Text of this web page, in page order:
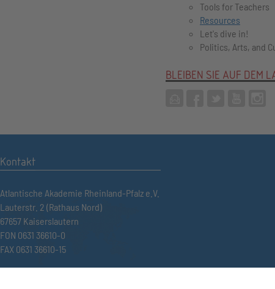
Tools for Teachers
Resources
Let's dive in!
Politics, Arts, and
BLEIBEN SIE AUF DEM
Kontakt
Atlantische Akademie Rheinland-Pfalz e.V.
Lauterstr. 2 (Rathaus Nord)
67657 Kaiserslautern
FON 0631 36610-0
FAX 0631 36610-15